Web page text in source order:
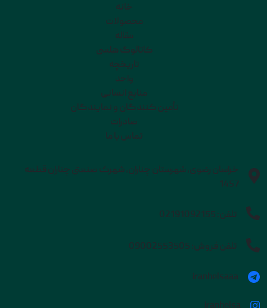
خانه
محصولات
مقاله
کاتالوگ هلسی
تاریخچه
واحد
منابع انسانی
تأمین کنندگان و نمایندگان
صادرات
تماس با ما
خراسان رضوی، شهرستان چناران، شهرک صنعتی چناران قطعه
1457
تلفن:02191092155
تلفن فروش:09002553505
iranhelsaaa